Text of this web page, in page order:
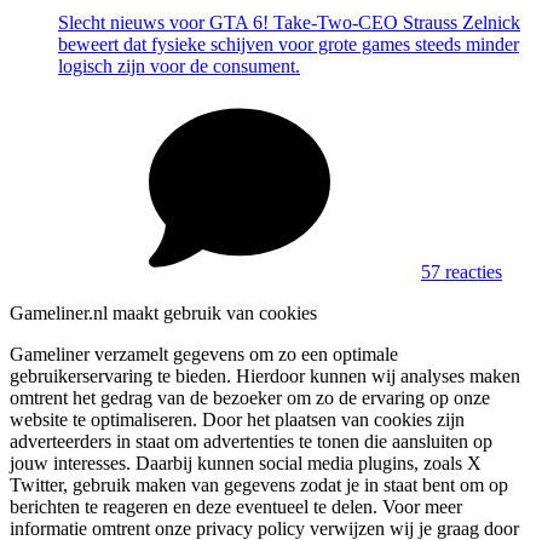
Slecht nieuws voor GTA 6! Take-Two-CEO Strauss Zelnick
beweert dat fysieke schijven voor grote games steeds minder
logisch zijn voor de consument.
57 reacties
Gameliner.nl maakt gebruik van cookies
Gameliner verzamelt gegevens om zo een optimale
gebruikerservaring te bieden. Hierdoor kunnen wij analyses maken
omtrent het gedrag van de bezoeker om zo de ervaring op onze
website te optimaliseren. Door het plaatsen van cookies zijn
adverteerders in staat om advertenties te tonen die aansluiten op
jouw interesses. Daarbij kunnen social media plugins, zoals X
Twitter, gebruik maken van gegevens zodat je in staat bent om op
berichten te reageren en deze eventueel te delen. Voor meer
informatie omtrent onze privacy policy verwijzen wij je graag door